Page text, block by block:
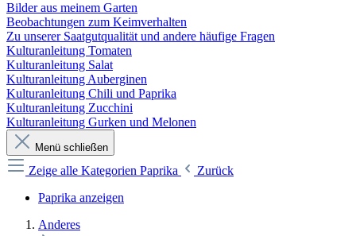
Bilder aus meinem Garten
Beobachtungen zum Keimverhalten
Zu unserer Saatgutqualität und andere häufige Fragen
Kulturanleitung Tomaten
Kulturanleitung Salat
Kulturanleitung Auberginen
Kulturanleitung Chili und Paprika
Kulturanleitung Zucchini
Kulturanleitung Gurken und Melonen
Menü schließen
Zeige alle Kategorien Paprika
Zurück
Paprika anzeigen
Anderes